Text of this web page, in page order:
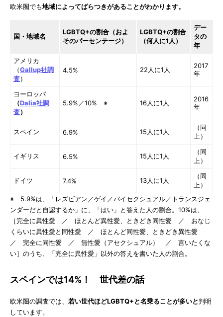
欧米圏でも地域によってばらつきがあることがわかります。
国・地域名
LGBTQ+の割合（およ
そのパーセンテージ）
LGBTQ+の割合
（何人に1人）
デー
タの
年
アメリカ
（Gallup社調
査）
4.5% 22人に1人
2017
年
ヨーロッパ
（Dalia社調
査）
5.9%／10% ※ 16人に1人
2016
年
スペイン 6.9% 15人に1人
（同
上）
イギリス 6.5% 15人に1人
（同
上）
ドイツ 7.4% 13人に1人
（同
上）
※ 5.9%は、「レズビアン／ゲイ／バイセクシュアル／トランスジェ
ンダーだと自認するか」に、「はい」と答えた人の割合。10%は、
［完全に異性愛 ／ ほとんど異性愛、ときどき同性愛 ／ おなじ
くらいに異性愛と同性愛 ／ ほとんど同性愛、ときどき異性愛
／ 完全に同性愛 ／ 無性愛（アセクシュアル） ／ 言いたくな
い］のうち、「完全に異性愛」以外の答えを書いた人の割合。
スペインでは14%！ 世代差の話
欧米圏の調査では、 若い世代ほどLGBTQ+と名乗ることが多いと判明
しています。